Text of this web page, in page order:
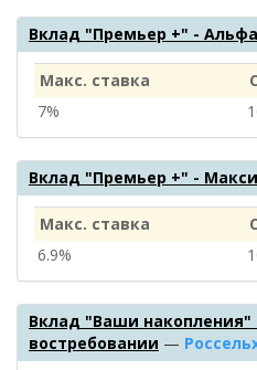
Вклад "Премьер +" -
Макс. ставка
7%
Вклад "Премьер +" -
Макс. ставка
6.9%
Вклад "Ваши накопления"
востребовании —